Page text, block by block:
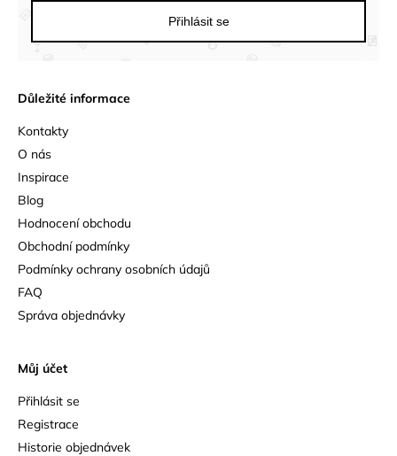
Důležité informace
Kontakty
O nás
Inspirace
Blog
Hodnocení obchodu
Obchodní podmínky
Podmínky ochrany osobních údajů
FAQ
Správa objednávky
Můj účet
Přihlásit se
Registrace
Historie objednávek
Přihlásit se